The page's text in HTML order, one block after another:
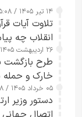
۱۴ تیر ۱۴۰۵ / ۱۵:۰۸
تلاوت آیات
انقلاب چه
۲۶ اردیبهشت ۱۴۰۵ / ۱۰:۱۵
طرح‌ بازگشت
خارک و
۰۵ خرداد ۱۴۰۵ / ۱۳:۲۸
دستور وزیر